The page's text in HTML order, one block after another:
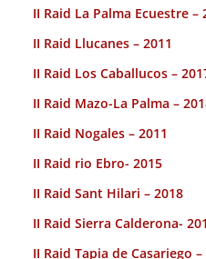
II Raid La Palma Ecuestre –
II Raid Llucanes – 2011
II Raid Los Caballucos –
II Raid Mazo-La Palma –
II Raid Nogales – 2011
II Raid rio Ebro- 2015
II Raid Sant Hilari – 2018
II Raid Sierra Calderona-
II Raid Tapia de Casariego –